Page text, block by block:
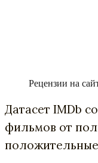
Рецензии на
Датасет IMDb
фильмов от
положительные